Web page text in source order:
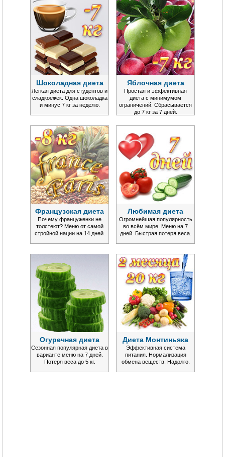
Шоколадная диета
Легкая диета для студентов и
сладкоежек. Одна шоколадка
и минус 7 кг за неделю.
Яблочная диета
Простая и эффективная
диета с минимумом
ограничений. Сбрасывается
до 7 кг за 7 дней.
Французская диета
Почему француженки не
толстеют? Меню от самой
стройной нации на 14 дней.
Любимая диета
Огромнейшая популярность
во всём мире. Меню на 7
дней. Быстрая потеря веса.
Огуречная диета
Сезонная популярная диета в
варианте меню на 7 дней.
Потеря веса до 5 кг.
Диета Монтиньяка
Эффективная система
питания. Нормализация
обмена веществ. Надолго.